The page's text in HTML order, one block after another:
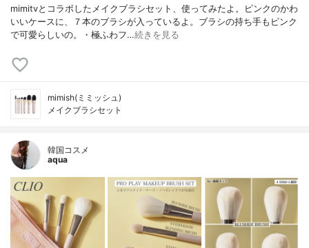
mimitvとコラボしたメイクブラシセット、使ってみたよ。ピンクのかわ
いいケースに、７本のブラシが入っているよ。ブラシの持ち手もピンク
で可愛らしいの。・極ふわフ…続きを見る
mimish(ミミッシュ)
メイクブラシセット
韓国コスメ
aqua